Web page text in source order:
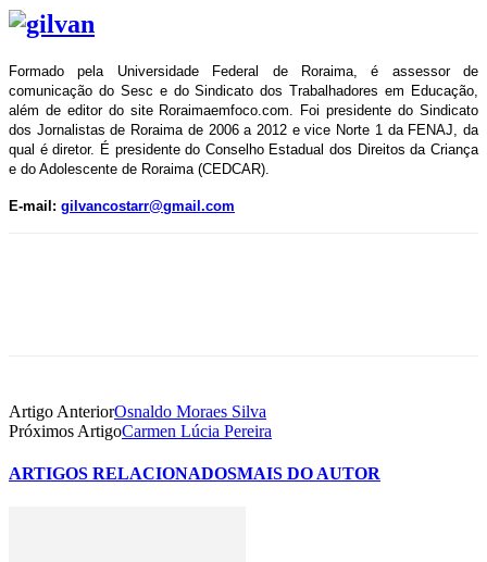
Formado pela Universidade Federal de Roraima, é assessor de
comunicação do Sesc e do Sindicato dos Trabalhadores em Educação,
além de editor do site Roraimaemfoco.com. Foi presidente do Sindicato
dos Jornalistas de Roraima de 2006 a 2012 e vice Norte 1 da FENAJ, da
qual é diretor. É presidente do Conselho Estadual dos Direitos da Criança
e do Adolescente de Roraima (CEDCAR).
E-mail: gilvancostarr@gmail.com
Artigo AnteriorOsnaldo Moraes Silva
Próximos ArtigoCarmen Lúcia Pereira
ARTIGOS RELACIONADOSMAIS DO AUTOR